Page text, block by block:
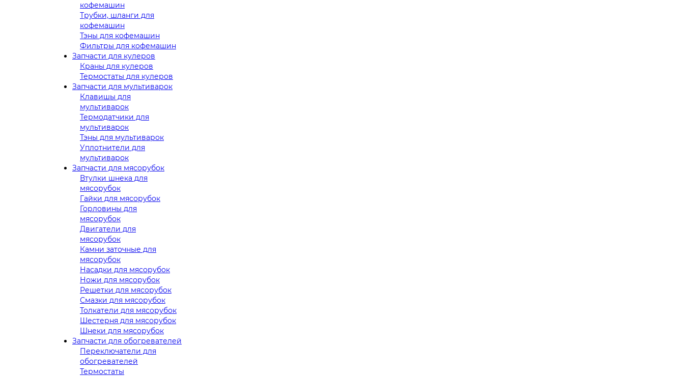
кофемашин
Трубки, шланги для
кофемашин
Тэны для кофемашин
Фильтры для кофемашин
Запчасти для кулеров
Краны для кулеров
Термостаты для кулеров
Запчасти для мультиварок
Клавишы для
мультиварок
Термодатчики для
мультиварок
Тэны для мультиварок
Уплотнители для
мультиварок
Запчасти для мясорубок
Втулки шнека для
мясорубок
Гайки для мясорубок
Горловины для
мясорубок
Двигатели для
мясорубок
Камни заточные для
мясорубок
Насадки для мясорубок
Ножи для мясорубок
Решетки для мясорубок
Смазки для мясорубок
Толкатели для мясорубок
Шестерня для мясорубок
Шнеки для мясорубок
Запчасти для обогревателей
Переключатели для
обогревателей
Термостаты